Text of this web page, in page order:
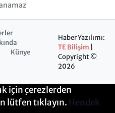
Künye
Haber Yazılımı:
TE Bilişim
Copyright ©
2026
için çerezlerden
lütfen tıklayın. Hendek